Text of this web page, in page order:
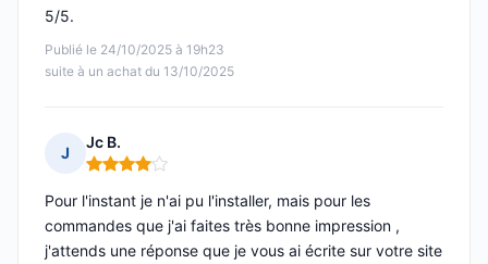
Publié le 24/10/2025 à 19h23
suite à un achat du 13/10/2025
5/5.
J
Jc B.
Note : 4 sur 5
Pour l'instant je n'ai pu l'installer, mais pour les
commandes que j'ai faites très bonne impression ,
j'attends une réponse que je vous ai écrite sur votre site